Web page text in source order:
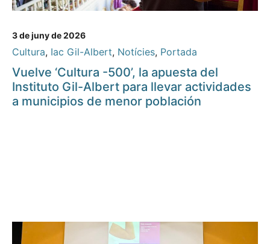
3 de juny de 2026
Cultura, Iac Gil-Albert, Notícies, Portada
Vuelve ‘Cultura -500’, la apuesta del
Instituto Gil-Albert para llevar actividades
a municipios de menor población